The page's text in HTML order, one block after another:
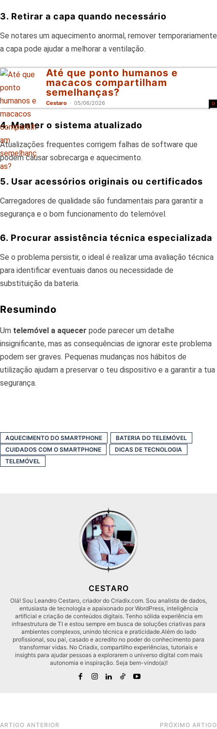
3. Retirar a capa quando necessário
Se notares um aquecimento anormal, remover temporariamente
a capa pode ajudar a melhorar a ventilação.
Até que ponto humanos e
macacos compartilham
semelhanças?
Cestaro - 05/06/2026 0
4. Manter o sistema atualizado
Atualizações frequentes corrigem falhas de software que
podem causar sobrecarga e aquecimento.
5. Usar acessórios originais ou certificados
Carregadores de qualidade são fundamentais para garantir a
segurança e o bom funcionamento do telemóvel.
6. Procurar assistência técnica especializada
Se o problema persistir, o ideal é realizar uma avaliação técnica
para identificar eventuais danos ou necessidade de
substituição da bateria.
Resumindo
Um telemóvel a aquecer pode parecer um detalhe
insignificante, mas as consequências de ignorar este problema
podem ser graves. Pequenas mudanças nos hábitos de
utilização ajudam a preservar o teu dispositivo e a garantir a tua
segurança.
AQUECIMENTO DO SMARTPHONE
BATERIA DO TELEMÓVEL
CUIDADOS COM O SMARTPHONE
DICAS DE TECNOLOGIA
TELEMÓVEL
CESTARO
Olá! Sou Leandro Cestaro, criador do Criadix.com. Sou analista de dados,
entusiasta de tecnologia e apaixonado por WordPress, inteligência
artificial e criação de conteúdos digitais. Tenho sólida experiência em
infraestrutura de TI e estou sempre em busca de soluções criativas para
ambientes complexos, unindo técnica e praticidade.Além do lado
profissional, sou pai, casado e acredito no poder do conhecimento para
transformar vidas. No Criadix, compartilho experiências, tutoriais e
insights para ajudar pessoas a explorarem o universo digital com mais
autonomia e inspiração. Seja bem-vindo(a)!
ARTIGO ANTERIOR PRÓXIMO ARTIGO